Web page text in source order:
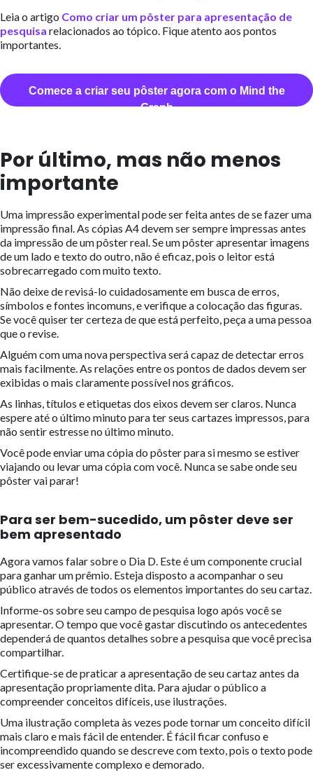
Leia o artigo Como criar um pôster para apresentação de
pesquisa relacionados ao tópico. Fique atento aos pontos
importantes.
Comece a criar seu pôster agora com o Mind the
Graph
Por último, mas não menos
importante
Uma impressão experimental pode ser feita antes de se fazer uma
impressão final. As cópias A4 devem ser sempre impressas antes
da impressão de um pôster real. Se um pôster apresentar imagens
de um lado e texto do outro, não é eficaz, pois o leitor está
sobrecarregado com muito texto.
Não deixe de revisá-lo cuidadosamente em busca de erros,
símbolos e fontes incomuns, e verifique a colocação das figuras.
Se você quiser ter certeza de que está perfeito, peça a uma pessoa
que o revise.
Alguém com uma nova perspectiva será capaz de detectar erros
mais facilmente. As relações entre os pontos de dados devem ser
exibidas o mais claramente possível nos gráficos.
As linhas, títulos e etiquetas dos eixos devem ser claros. Nunca
espere até o último minuto para ter seus cartazes impressos, para
não sentir estresse no último minuto.
Você pode enviar uma cópia do pôster para si mesmo se estiver
viajando ou levar uma cópia com você. Nunca se sabe onde seu
pôster vai parar!
Para ser bem-sucedido, um pôster deve ser
bem apresentado
Agora vamos falar sobre o Dia D. Este é um componente crucial
para ganhar um prêmio. Esteja disposto a acompanhar o seu
público através de todos os elementos importantes do seu cartaz.
Informe-os sobre seu campo de pesquisa logo após você se
apresentar. O tempo que você gastar discutindo os antecedentes
dependerá de quantos detalhes sobre a pesquisa que você precisa
compartilhar.
Certifique-se de praticar a apresentação de seu cartaz antes da
apresentação propriamente dita. Para ajudar o público a
compreender conceitos difíceis, use ilustrações.
Uma ilustração completa às vezes pode tornar um conceito difícil
mais claro e mais fácil de entender. É fácil ficar confuso e
incompreendido quando se descreve com texto, pois o texto pode
ser excessivamente complexo e demorado.